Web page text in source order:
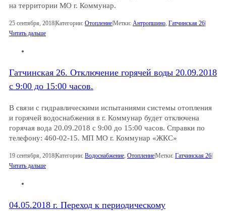
на территории МО г. Коммунар.
25 сентября, 2018|Категории: Отопление|Метки: Антропшино Гатчинская 26|
Читать дальше
Гатчинская 26. Отключение горячей воды 20.09.2018
с 9:00 до 15:00 часов.
В связи с гидравлическими испытаниями системы отопления
и горячей водоснабжения в г. Коммунар будет отключена
горячая вода 20.09.2018 с 9:00 до 15:00 часов. Справки по
телефону: 460-02-15. МП МО г. Коммунар «ЖКС»
19 сентября, 2018Категории: Водоснабжение, ОтоплениеМетки: Гатчинская 26
Читать дальше
04.05.2018 г. Переход к периодическому